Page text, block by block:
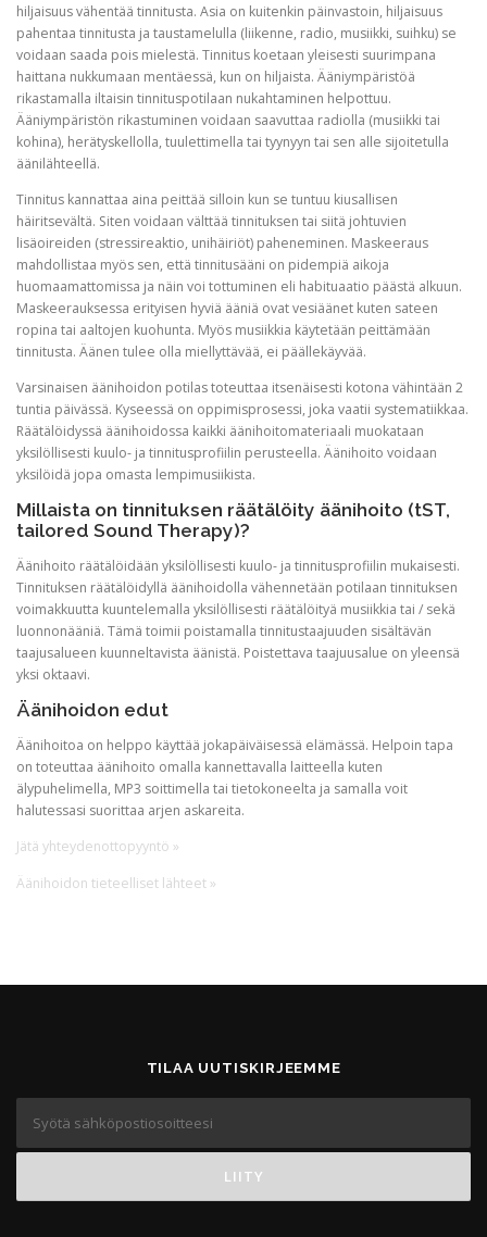
hiljaisuus vähentää tinnitusta. Asia on kuitenkin päinvastoin, hiljaisuus
pahentaa tinnitusta ja taustamelulla (liikenne, radio, musiikki, suihku) se
voidaan saada pois mielestä. Tinnitus koetaan yleisesti suurimpana
haittana nukkumaan mentäessä, kun on hiljaista. Ääniympäristöä
rikastamalla iltaisin tinnituspotilaan nukahtaminen helpottuu.
Ääniympäristön rikastuminen voidaan saavuttaa radiolla (musiikki tai
kohina), herätyskellolla, tuulettimella tai tyynyyn tai sen alle sijoitetulla
äänilähteellä.
Tinnitus kannattaa aina peittää silloin kun se tuntuu kiusallisen
häiritsevältä. Siten voidaan välttää tinnituksen tai siitä johtuvien
lisäoireiden (stressireaktio, unihäiriöt) paheneminen. Maskeeraus
mahdollistaa myös sen, että tinnitusääni on pidempiä aikoja
huomaamattomissa ja näin voi tottuminen eli habituaatio päästä alkuun.
Maskeerauksessa erityisen hyviä ääniä ovat vesiäänet kuten sateen
ropina tai aaltojen kuohunta. Myös musiikkia käytetään peittämään
tinnitusta. Äänen tulee olla miellyttävää, ei päällekäyvää.
Varsinaisen äänihoidon potilas toteuttaa itsenäisesti kotona vähintään 2
tuntia päivässä. Kyseessä on oppimisprosessi, joka vaatii systematiikkaa.
Räätälöidyssä äänihoidossa kaikki äänihoitomateriaali muokataan
yksilöllisesti kuulo- ja tinnitusprofiilin perusteella. Äänihoito voidaan
yksilöidä jopa omasta lempimusiikista.
Millaista on tinnituksen räätälöity äänihoito (tST,
tailored Sound Therapy)?
Äänihoito räätälöidään yksilöllisesti kuulo- ja tinnitusprofiilin mukaisesti.
Tinnituksen räätälöidyllä äänihoidolla vähennetään potilaan tinnituksen
voimakkuutta kuuntelemalla yksilöllisesti räätälöityä musiikkia tai / sekä
luonnonääniä. Tämä toimii poistamalla tinnitustaajuuden sisältävän
taajusalueen kuunneltavista äänistä. Poistettava taajuusalue on yleensä
yksi oktaavi.
Äänihoidon edut
Äänihoitoa on helppo käyttää jokapäiväisessä elämässä. Helpoin tapa
on toteuttaa äänihoito omalla kannettavalla laitteella kuten
älypuhelimella, MP3 soittimella tai tietokoneelta ja samalla voit
halutessasi suorittaa arjen askareita.
Jätä yhteydenottopyyntö »
Äänihoidon tieteelliset lähteet »
TILAA UUTISKIRJEEMME